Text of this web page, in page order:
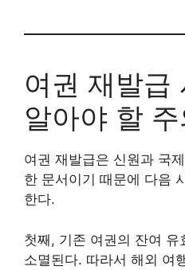
여권 재발급
알아야 할
여권 재발급은 신원과 국
한 문서이기 때문에 다음
한다.
첫째, 기존 여권의 잔여
소멸된다. 따라서 해외 여